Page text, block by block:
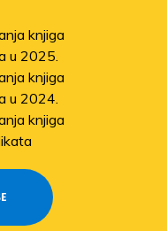
knjiga
u 2025.
knjiga
u 2024.
knjiga